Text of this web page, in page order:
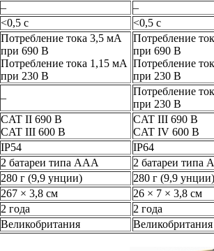
– –
<0,5 с <0,5 с
Потребление тока 3,5 мА
при 690 В
Потребление тока 1,15 мА
при 230 В
Потребление
при 690 В
Потребление
при 230 В
–
Потребление
при 230 В
CAT II 690 В
CAT III 600 В
CAT III 690 В
CAT IV 600 В
IP54 IP64
2 батареи типа AAA 2 батареи типа
280 г (9,9 унции) 280 г (9,9 унции)
267 × 3,8 см 26 × 7 × 3,8 см
2 года 2 года
Великобритания Великобритания